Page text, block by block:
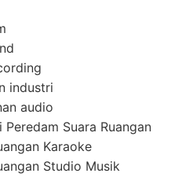
industri
audio
Suara Ruangan
Karaoke
Studio Musik